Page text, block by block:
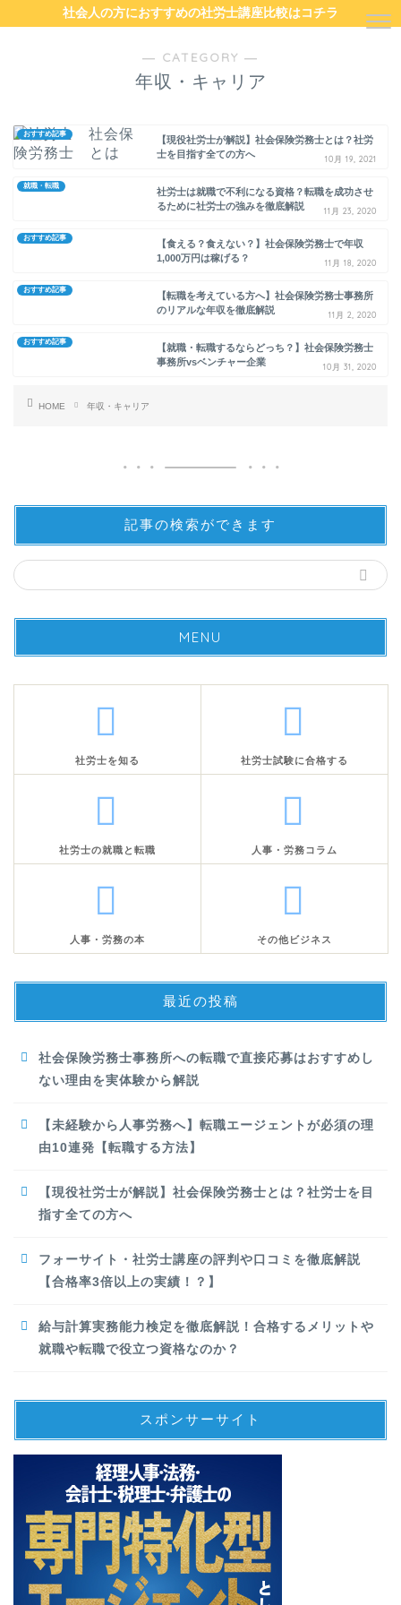
社会人の方におすすめの社労士講座比較はコチラ
― CATEGORY ―
年収・キャリア
おすすめ記事
【現役社労士が解説】社会保険労務士とは？社労
士を目指す全ての方へ
10月 19, 2021
就職・転職
社労士は就職で不利になる資格？転職を成功させ
るために社労士の強みを徹底解説
11月 23, 2020
おすすめ記事
【食える？食えない？】社会保険労務士で年収
1,000万円は稼げる？
11月 18, 2020
おすすめ記事
【転職を考えている方へ】社会保険労務士事務所
のリアルな年収を徹底解説
11月 2, 2020
おすすめ記事
【就職・転職するならどっち？】社会保険労務士
事務所vsベンチャー企業
10月 31, 2020
HOME 年収・キャリア
記事の検索ができます
MENU
社労士を知る 社労士試験に合格する
社労士の就職と転職 人事・労務コラム
人事・労務の本 その他ビジネス
最近の投稿
社会保険労務士事務所への転職で直接応募はおすすめし
ない理由を実体験から解説
【未経験から人事労務へ】転職エージェントが必須の理
由10連発【転職する方法】
【現役社労士が解説】社会保険労務士とは？社労士を目
指す全ての方へ
フォーサイト・社労士講座の評判や口コミを徹底解説
【合格率3倍以上の実績！？】
給与計算実務能力検定を徹底解説！合格するメリットや
就職や転職で役立つ資格なのか？
スポンサーサイト